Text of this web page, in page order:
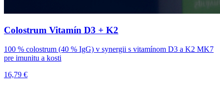
Colostrum Vitamín D3 + K2
100 % colostrum (40 % IgG) v synergii s vitamínom D3 a K2 MK7
pre imunitu a kosti
16,79 €